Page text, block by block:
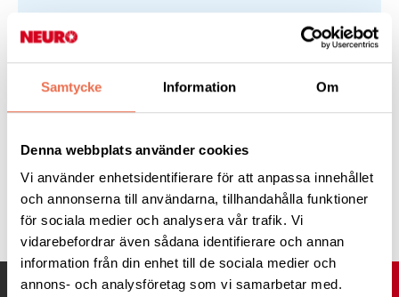
Samtycke Information Om
Denna webbplats använder cookies
Vi använder enhetsidentifierare för att anpassa innehållet
och annonserna till användarna, tillhandahålla funktioner
för sociala medier och analysera vår trafik. Vi
vidarebefordrar även sådana identifierare och annan
information från din enhet till de sociala medier och
annons- och analysföretag som vi samarbetar med.
Tipsa